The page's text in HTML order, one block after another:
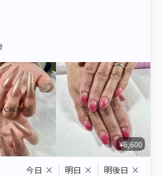
¥6,600
今日 × 明日 × 明後日 ×